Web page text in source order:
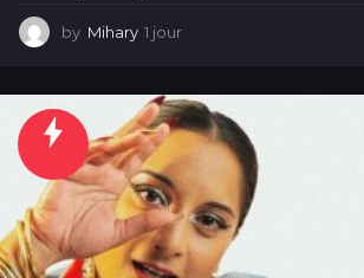
by Mihary 1 jour
u
r